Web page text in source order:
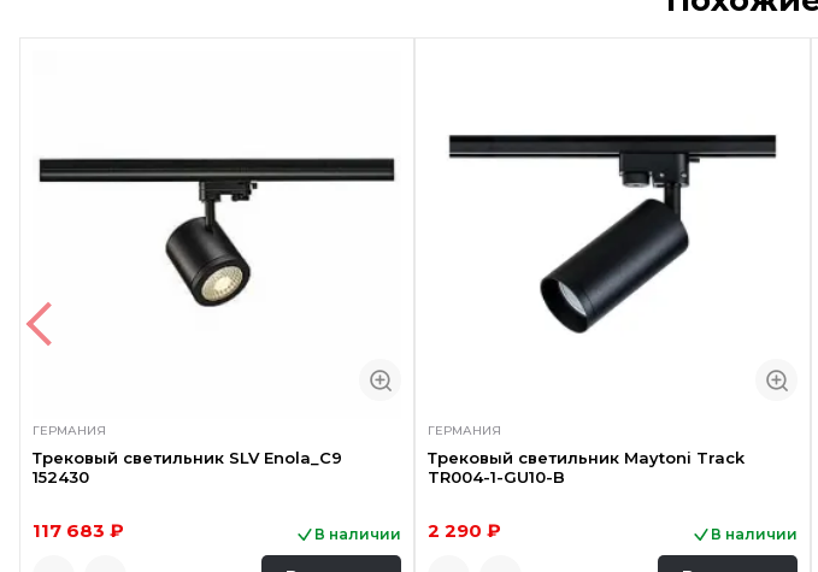
ГЕРМАНИЯ
Трековый светильник SLV Enola_C9
152430
117 683 ₽ В наличии
ГЕРМАНИЯ
Трековый светильник Maytoni Track
TR004-1-GU10-B
2 290 ₽ В наличии